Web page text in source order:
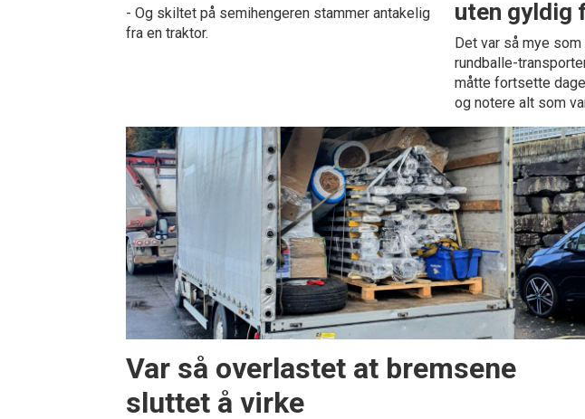
- Og skiltet på semihengeren stammer antakelig
fra en traktor.
uten gyldig
Det var så mye
rundballe-
måtte fortsette
og notere alt som
Var så overlastet at bremsene
sluttet å virke